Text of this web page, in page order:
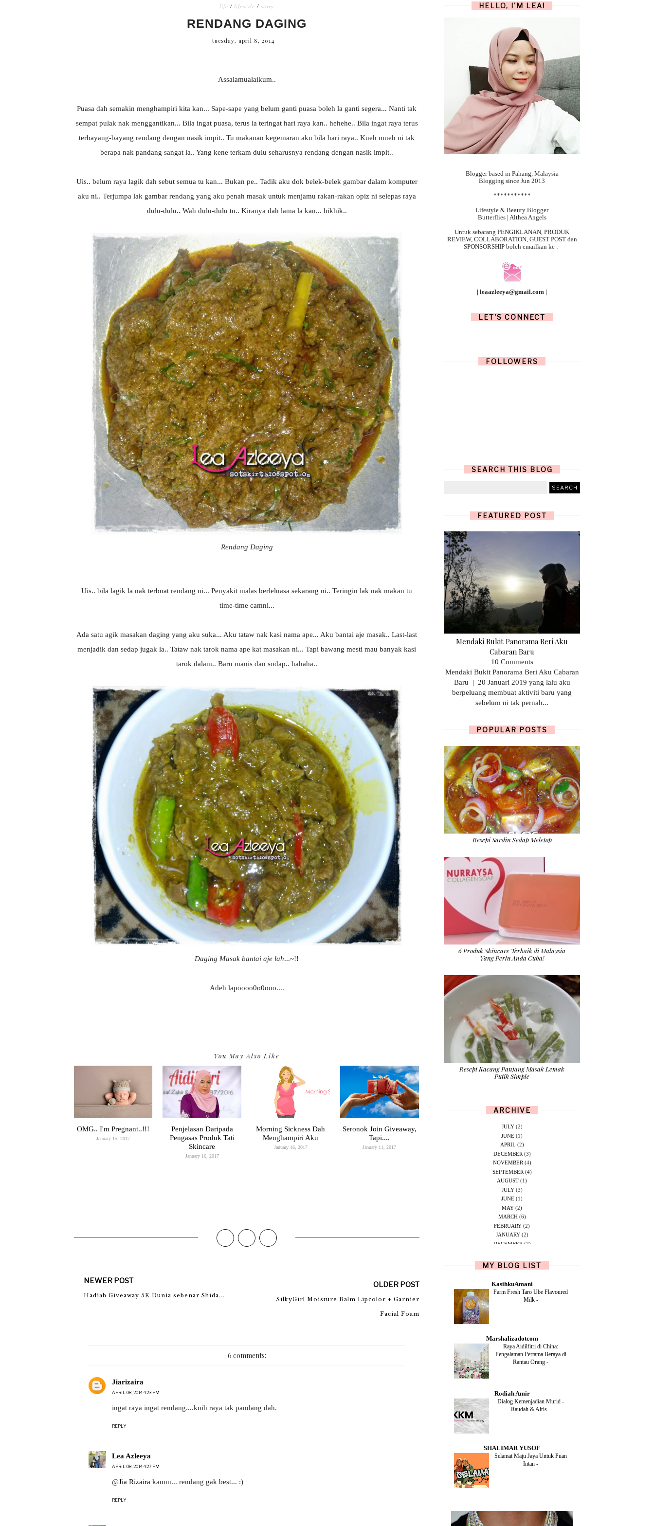
life / lifestyle / story
RENDANG DAGING
tuesday, april 8, 2014
Assalamualaikum..
Puasa dah semakin menghampiri kita kan... Sape-sape yang belum ganti puasa boleh la ganti segera... Nanti tak
sempat pulak nak menggantikan... Bila ingat puasa, terus la teringat hari raya kan.. hehehe.. Bila ingat raya terus
terbayang-bayang rendang dengan nasik impit.. Tu makanan kegemaran aku bila hari raya.. Kueh mueh ni tak
berapa nak pandang sangat la.. Yang kene terkam dulu seharusnya rendang dengan nasik impit..
Uis.. belum raya lagik dah sebut semua tu kan... Bukan pe.. Tadik aku dok belek-belek gambar dalam komputer
aku ni.. Terjumpa lak gambar rendang yang aku penah masak untuk menjamu rakan-rakan opiz ni selepas raya
dulu-dulu.. Wah dulu-dulu tu.. Kiranya dah lama la kan... hikhik..
Rendang Daging
Uis.. bila lagik la nak terbuat rendang ni... Penyakit malas berleluasa sekarang ni.. Teringin lak nak makan tu
time-time camni...
Ada satu agik masakan daging yang aku suka... Aku tataw nak kasi nama ape... Aku bantai aje masak.. Last-last
menjadik dan sedap jugak la.. Tataw nak tarok nama ape kat masakan ni... Tapi bawang mesti mau banyak kasi
tarok dalam.. Baru manis dan sodap.. hahaha..
Daging Masak bantai aje lah...~!!
Adeh lapoooo0o0ooo....
You May Also Like
OMG.. I'm Pregnant..!!!
January 15, 2017
Penjelasan Daripada
Pengasas Produk Tati
Skincare
January 16, 2017
Morning Sickness Dah
Menghampiri Aku
January 16, 2017
Seronok Join Giveaway,
Tapi....
January 11, 2017
NEWER POST
Hadiah Giveaway 5K Dunia sebenar Shida...
OLDER POST
SilkyGirl Moisture Balm Lipcolor + Garnier
Facial Foam
6 comments:
Jiarizaira
APRIL 08, 2014 4:23 PM
ingat raya ingat rendang....kuih raya tak pandang dah.
REPLY
Lea Azleeya
APRIL 08, 2014 4:27 PM
@Jia Rizaira kannn... rendang gak best... :)
REPLY
HELLO, I'M LEA!
Blogger based in Pahang, Malaysia
Blogging since Jun 2013
***********
Lifestyle & Beauty Blogger
Butterflies | Althea Angels
Untuk sebarang PENGIKLANAN, PRODUK
REVIEW, COLLABORATION, GUEST POST dan
SPONSORSHIP boleh emailkan ke :-
| leaazleeya@gmail.com |
LET'S CONNECT
FOLLOWERS
SEARCH THIS BLOG
FEATURED POST
Mendaki Bukit Panorama Beri Aku
Cabaran Baru
10 Comments
Mendaki Bukit Panorama Beri Aku Cabaran
Baru | 20 Januari 2019 yang lalu aku
berpeluang membuat aktiviti baru yang
sebelum ni tak pernah...
POPULAR POSTS
Resepi Sardin Sedap Meletop
6 Produk Skincare Terbaik di Malaysia
Yang Perlu Anda Cuba!
Resepi Kacang Panjang Masak Lemak
Putih Simple
ARCHIVE
JULY(2)
JUNE (1)
APRIL (2)
DECEMBER (3)
NOVEMBER (4)
SEPTEMBER (4)
AUGUST (1)
JULY(3)
JUNE (1)
MAY (2)
MARCH(6)
FEBRUARY (2)
JANUARY(2)
DECEMBER (2)
OCTOBER(1)
SEPTEMBER(2)
MAY
(4)
(2)
AUGUST(2)
JULY
JUNE(2)
FEBRUARY(2)
JANUARY
(2)
AUGUST (2)
JULY(2)
MY BLOG LIST
KasihkuAmani
Farm Fresh Taro Ube Flavoured
Milk -
Marshalizadotcom
Raya Aidilfitri di China:
Pengalaman Pertama Beraya di
Rantau Orang -
Rodiah Amir
Dialog Kemenjadian Murid -
Raudah & Airis -
SHALIMAR YUSOF
Selamat Maju Jaya Untuk Puan
Intan -